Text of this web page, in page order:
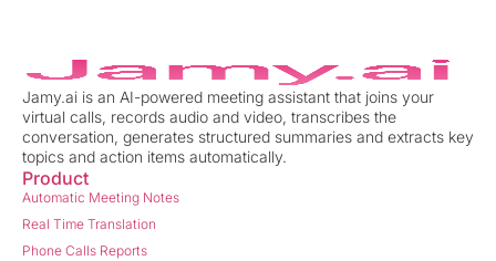
Jamy.ai is an AI-powered meeting assistant that joins your
virtual calls, records audio and video, transcribes the
conversation, generates structured summaries and extracts key
topics and action items automatically.
Product
Automatic Meeting Notes
Real Time Translation
Phone Calls Reports